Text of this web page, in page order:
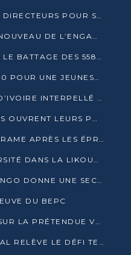
LA BEAC ABAISSE SES TAUX DIRECTEURS POUR SOUTENIR LA CROISSANCE EN ZONE CEMAC
LE RUNR APPELLE À UN RENOUVEAU DE L’ENGAGEMENT MILITANT
CONGO TERMINAL FINALISE LE BATTAGE DES 558 PIEUX DU FUTUR QUAI DU MÔLE EST
MBOKA PROPRE ET PADJ 2.0 POUR UNE JEUNESSE PLUS AUTONOME
UN TRAFIQUANT PRÉSUMÉ D’IVOIRE INTERPELLÉ À DOLISIE
LES ENTREPRISES CHINOISES OUVRENT LEURS PORTES AUX JEUNES DIPLÔMÉS
SIBITI : 6 MORTS DANS UN DRAME APRÈS LES ÉPREUVES DU BEPC
LA CRÉATION D’UNE UNIVERSITÉ DANS LA LIKOUALA AU CŒUR D’UNE RÉFLEXION NATIONALE
ÉCONOMIE VERTE : AGL CONGO DONNE UNE SECONDE VIE À SES DÉCHETS INDUSTRIELS
DU BEPC
ALERTE À L’ESCROQUERIE SUR LA PRÉTENDUE VENTE DE PARCELLES AFAT
MÔLE EST : CONGO TERMINAL RELÈVE LE DÉFI TECHNIQUE DES SABLES BITUMINEUX